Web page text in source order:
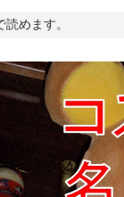
めます。